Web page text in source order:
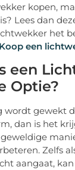
kopen,
Lees dan
het
Koop een
een
Optie?
wordt gewekt
dan is het
Zelfs
aangaat,